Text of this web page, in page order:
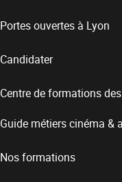
Portes ouvertes à Lyon
Candidater
Centre de formations
Guide métiers cinéma &
Nos formations